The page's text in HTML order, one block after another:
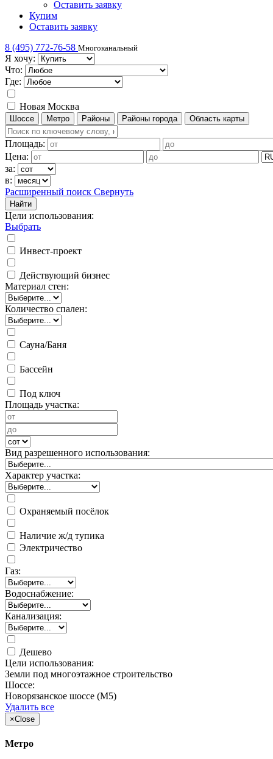
Оставить заявку
Купим
Оставить заявку
8 (495) 772-76-58 Многоканальный
Я хочу:
Что:
Где:
Новая Москва
Шоссе Метро Районы Районы города Область карты
Площадь:
Цена:
за:
в:
Расширенный поиск Свернуть
Найти
Цели использования:
Выбрать
Инвест-проект
Действующий бизнес
Материал стен:
Количество спален:
Сауна/Баня
Бассейн
Под ключ
Площадь участка:
Вид разрешенного использования:
Характер участка:
Охраняемый посёлок
Наличие ж/д тупика
Электричество
Газ:
Водоснабжение:
Канализация:
Дешево
Цели использования:
Земли под многоэтажное строительство
Шоссе:
Новорязанское шоссе (М5)
Удалить все
×Close
Метро